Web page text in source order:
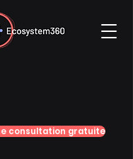
consultation gratuite